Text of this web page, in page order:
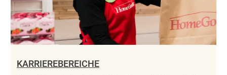
KARRIEREBEREICHE